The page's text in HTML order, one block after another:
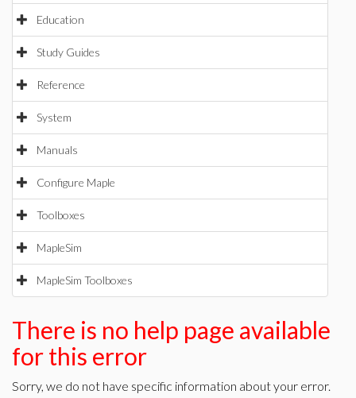
Education
Study Guides
Reference
System
Manuals
Configure Maple
Toolboxes
MapleSim
MapleSim Toolboxes
There is no help page available
for this error
Sorry, we do not have specific information about your error.